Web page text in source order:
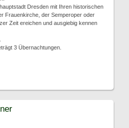
Dresden mit Ihren historischen
Frauenkirche, der Semperoper oder
Zeit ereichen und ausgiebig kennen
3 Übernachtungen.